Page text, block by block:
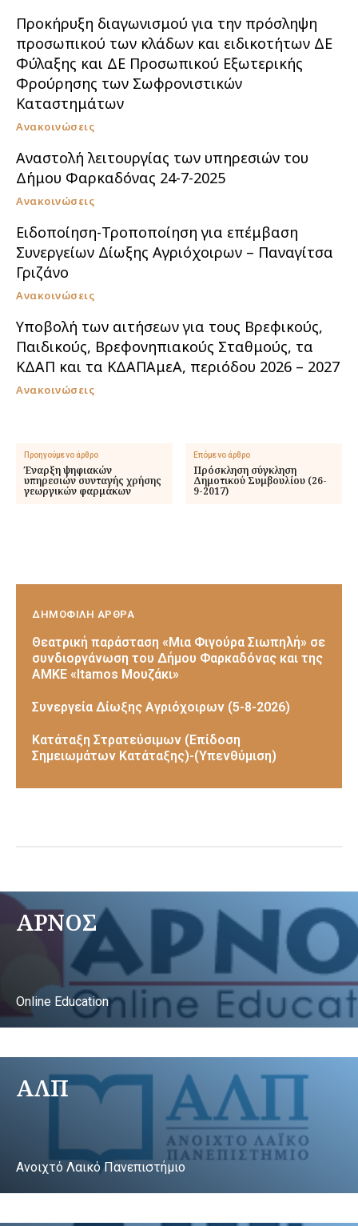
Προκήρυξη διαγωνισμού για την πρόσληψη
προσωπικού των κλάδων και ειδικοτήτων ΔΕ
Φύλαξης και ΔΕ Προσωπικού Εξωτερικής
Φρούρησης των Σωφρονιστικών
Καταστημάτων
Ανακοινώσεις
Αναστολή λειτουργίας των υπηρεσιών του
Δήμου Φαρκαδόνας 24-7-2025
Ανακοινώσεις
Ειδοποίηση-Τροποποίηση για επέμβαση
Συνεργείων Δίωξης Αγριόχοιρων – Παναγίτσα
Γριζάνο
Ανακοινώσεις
Υποβολή των αιτήσεων για τους Βρεφικούς,
Παιδικούς, Βρεφονηπιακούς Σταθμούς, τα
ΚΔΑΠ και τα ΚΔΑΠΑμεΑ, περιόδου 2026 – 2027
Ανακοινώσεις
Προηγούμενο άρθρο
Έναρξη ψηφιακών
υπηρεσιών συνταγής χρήσης
γεωργικών φαρμάκων
Επόμενο άρθρο
Πρόσκληση σύγκληση
Δημοτικού Συμβουλίου (26-
9-2017)
ΔΗΜΟΦΙΛΗ ΑΡΘΡΑ
Θεατρική παράσταση «Μια Φιγούρα Σιωπηλή» σε
συνδιοργάνωση του Δήμου Φαρκαδόνας και της
ΑΜΚΕ «Itamos Μουζάκι»
Συνεργεία Δίωξης Αγριόχοιρων (5-8-2026)
Κατάταξη Στρατεύσιμων (Επίδοση
Σημειωμάτων Κατάταξης)-(Υπενθύμιση)
ΑΡΝΟΣ
Online Education
ΑΛΠ
Ανοιχτό Λαικό Πανεπιστήμιο